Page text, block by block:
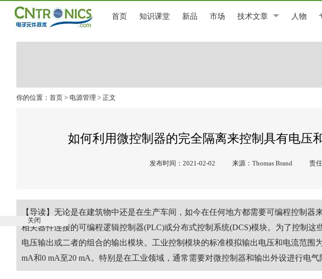
首页 知识课堂 新品 市场 技术文章 人物
你的位置： 首页 > 电源管理 > 正文
如何利用微控制器的完全隔离来控制具有电压
发布时间：2021-02-02 来源：Thomas Brand 责
【导读】无论是在建筑物中还是在生产车间，如今在任何地方都需要可编程控制
相关器件连接的可编程逻辑控制器(PLC)或分布式控制系统(DCS)模块。为了控制这
电压输出或二者的组合的输出模块。工业控制模块的标准模拟输出电压和电流范围
mA和0 mA至20 mA。特别是在工业领域，通常需要对微控制器和输出外设进行电气
关闭